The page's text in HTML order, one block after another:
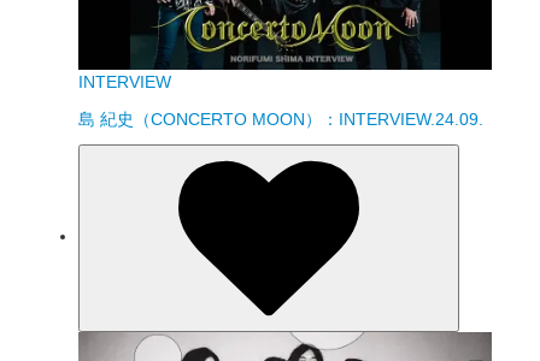
INTERVIEW
島 紀史（CONCERTO MOON）：INTERVIEW.24.09.